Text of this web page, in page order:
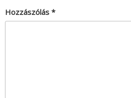
Hozzászólás *